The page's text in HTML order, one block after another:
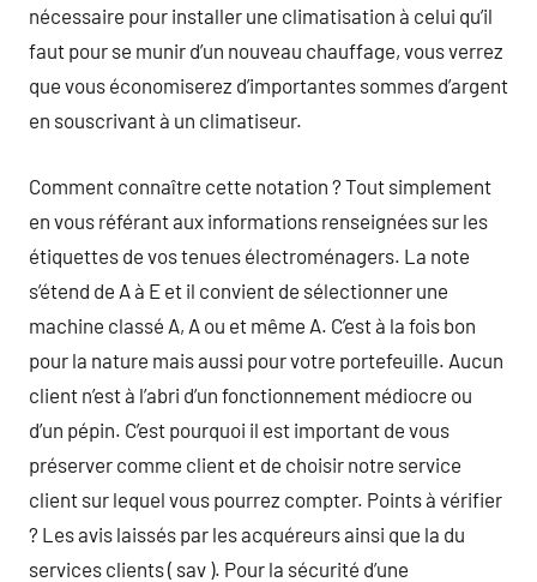
nécessaire pour installer une climatisation à celui qu’il
faut pour se munir d’un nouveau chauffage, vous verrez
que vous économiserez d’importantes sommes d’argent
en souscrivant à un climatiseur.
Comment connaître cette notation ? Tout simplement
en vous référant aux informations renseignées sur les
étiquettes de vos tenues électroménagers. La note
s’étend de A à E et il convient de sélectionner une
machine classé A, A ou et même A. C’est à la fois bon
pour la nature mais aussi pour votre portefeuille. Aucun
client n’est à l’abri d’un fonctionnement médiocre ou
d’un pépin. C’est pourquoi il est important de vous
préserver comme client et de choisir notre service
client sur lequel vous pourrez compter. Points à vérifier
? Les avis laissés par les acquéreurs ainsi que la du
services clients ( sav ). Pour la sécurité d’une